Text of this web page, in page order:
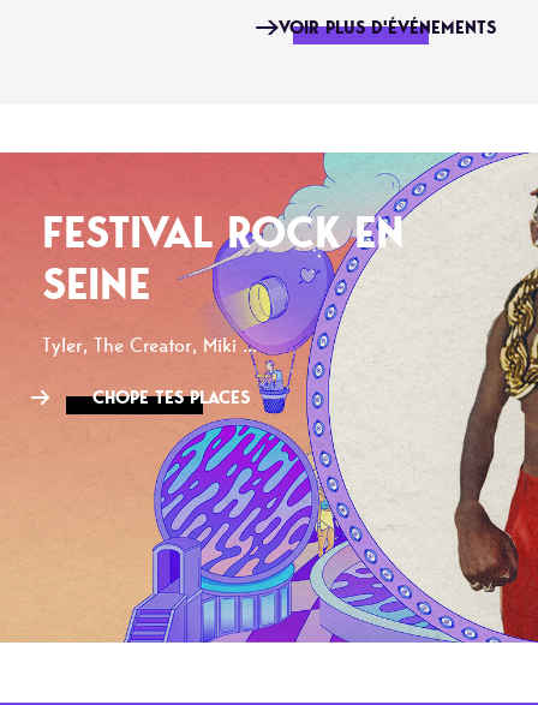
VOIR PLUS D'ÉVÉNEMENTS
FESTIVAL ROCK EN
SEINE
Tyler, The Creator, Miki ...
CHOPE TES PLACES